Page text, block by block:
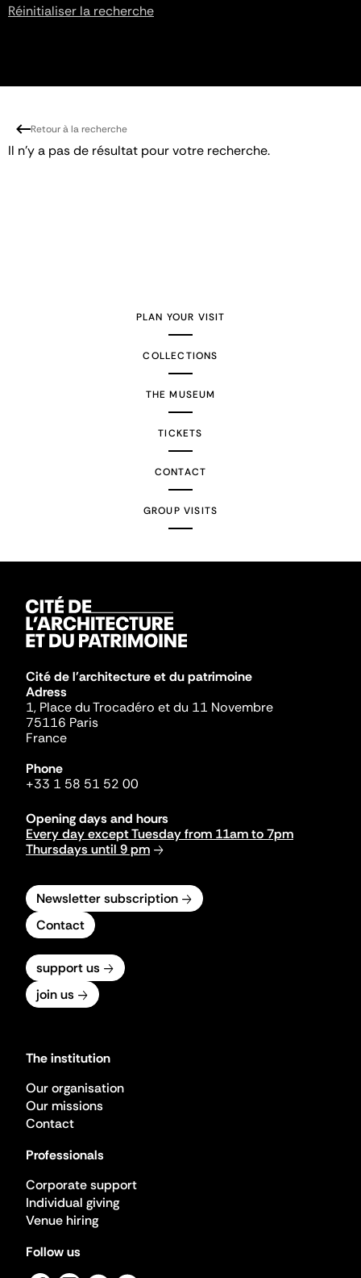
Réinitialiser la recherche
Retour à la recherche
Il n'y a pas de résultat pour votre recherche.
PLAN YOUR VISIT
COLLECTIONS
THE MUSEUM
TICKETS
CONTACT
GROUP VISITS
Cité de l'architecture et du patrimoine
Adress
1, Place du Trocadéro et du 11 Novembre
75116 Paris
France
Phone
+33 1 58 51 52 00
Opening days and hours
Every day except Tuesday from 11am to 7pm
Thursdays until 9 pm
Newsletter subscription
Contact
support us
join us
The institution
Our organisation
Our missions
Contact
Professionals
Corporate support
Individual giving
Venue hiring
Follow us